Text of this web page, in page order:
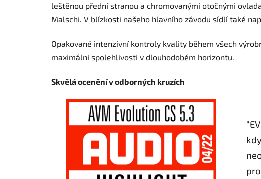
leštěnou přední stranou a chromovanými otočnými
Malschi. V blízkosti našeho hlavního závodu sídlí také
Opakované intenzivní kontroly kvality během všech
maximální spolehlivosti v dlouhodobém horizontu.
Skvělá ocenění v odborných kruzích